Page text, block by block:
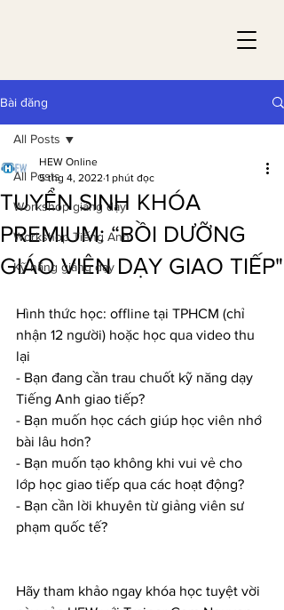
Bài đăng
All Posts
Workshop giảng dạy
Workshop Tiếng Anh
Kỹ năng giảng dạy
All Posts
TUYỂN SINH KHÓA
PREMIUM: “BỒI DƯỠNG
GIÁO VIÊN DẠY GIAO TIẾP"
HEW Online
5 thg 4, 2022 1 phút đọc
Hình thức học: offline tại TPHCM (chỉ
nhận 12 người) hoặc học qua video thu
lại
- Bạn đang cần trau chuốt kỹ năng dạy
Tiếng Anh giao tiếp?
- Bạn muốn học cách giúp học viên nhớ
bài lâu hơn?
- Bạn muốn tạo không khi vui vẻ cho
lớp học giao tiếp qua các hoạt động?
- Bạn cần lời khuyên từ giảng viên sư
phạm quốc tế?
Hãy tham khảo ngay khóa học tuyệt vời